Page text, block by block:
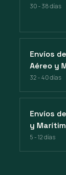
30 - 38 días
Envíos
Aéreo y
32 - 40 días
Envíos
y
5 - 12 días